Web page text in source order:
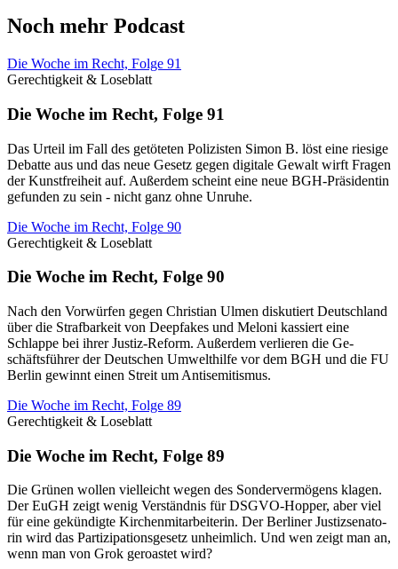
Noch mehr Podcast
Die Woche im Recht, Folge 91
Gerechtigkeit & Loseblatt
Die Woche im Recht, Folge 91
Das Urteil im Fall des getöteten Polizisten Simon B. löst eine riesige
Debatte aus und das neue Gesetz gegen digitale Gewalt wirft Fragen
der Kunstfreiheit auf. Außerdem scheint eine neue BGH-Präsidentin
gefunden zu sein - nicht ganz ohne Unruhe.
Die Woche im Recht, Folge 90
Gerechtigkeit & Loseblatt
Die Woche im Recht, Folge 90
Nach den Vor­wür­fen gegen Chris­ti­an Ulmen dis­ku­tiert Deutsch­land
über die Straf­bar­keit von De­epfakes und Me­lo­ni kas­siert eine
Schlap­pe bei ihrer Jus­tiz-Re­form. Au­ßer­dem ver­lie­ren die Ge­
schäfts­füh­rer der Deut­schen Um­welt­hil­fe vor dem BGH und die FU
Ber­lin ge­winnt einen Streit um An­ti­se­mi­tis­mus.
Die Woche im Recht, Folge 89
Gerechtigkeit & Loseblatt
Die Woche im Recht, Folge 89
Die Grü­nen wol­len viel­leicht wegen des Son­der­ver­mö­gens kla­gen.
Der EuGH zeigt wenig Ver­ständ­nis für DSGVO-Hop­per, aber viel
für eine ge­kün­dig­te Kir­chen­mit­ar­bei­te­rin. Der Ber­li­ner Jus­tiz­se­na­to­
rin wird das Par­ti­zi­pa­ti­ons­ge­setz un­heim­lich. Und wen zeigt man an,
wenn man von Grok gero­as­tet wird?